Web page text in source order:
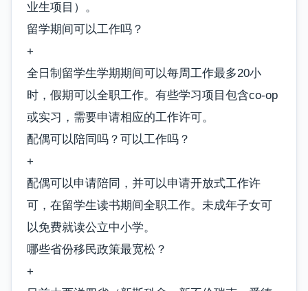
业生项目）。
留学期间可以工作吗？
+
全日制留学生学期期间可以每周工作最多20小
时，假期可以全职工作。有些学习项目包含co-op
或实习，需要申请相应的工作许可。
配偶可以陪同吗？可以工作吗？
+
配偶可以申请陪同，并可以申请开放式工作许
可，在留学生读书期间全职工作。未成年子女可
以免费就读公立中小学。
哪些省份移民政策最宽松？
+